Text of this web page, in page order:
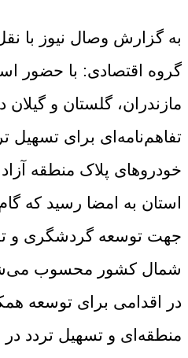
به گزارش وصال نیوز با
گروه اقتصادی: با حضور
مازندران، گلستان و گیلان
تفاهم‌نامه‌ای برای تسهیل
خودروهای پلاک منطقه
استان به امضا رسید که
جهت توسعه گردشگری و
شمال کشور محسوب
در اقدامی برای توسعه
منطقه‌ای و تسهیل تردد